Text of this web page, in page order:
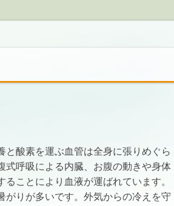
と酸素を運ぶ血管は全身に張りめぐら
式呼吸による内臓、お腹の動きや身体
ことにより血液が運ばれています。
りが多いです。外気からの冷えを守